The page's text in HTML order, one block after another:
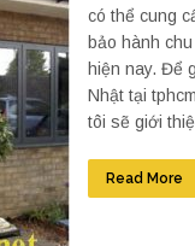
có thể cung
bảo hành
hiện nay. Để
Nhật tại
tôi sẽ giới
Read More